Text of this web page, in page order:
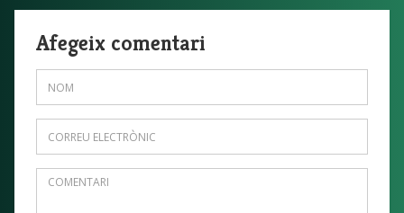
Afegeix comentari